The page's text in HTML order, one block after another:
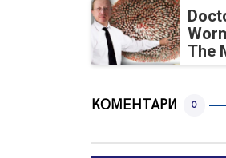
The
КОМЕНТАРИ 0